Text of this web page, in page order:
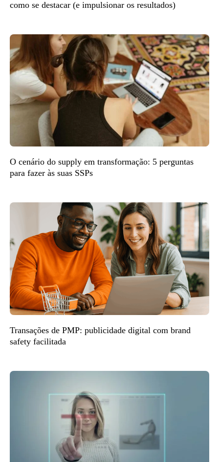
como se destacar (e impulsionar os resultados)
O cenário do supply em transformação: 5 perguntas
para fazer às suas SSPs
Transações de PMP: publicidade digital com brand
safety facilitada